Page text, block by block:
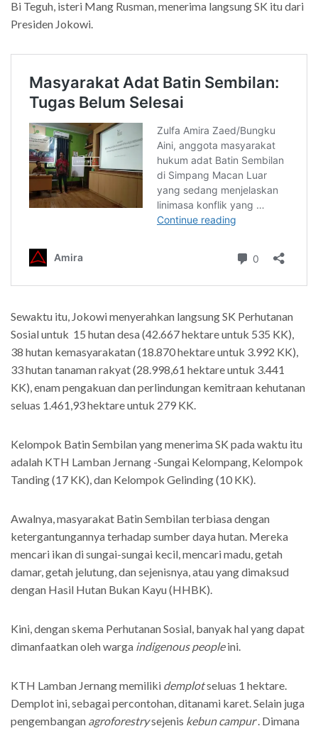
Bi Teguh, isteri Mang Rusman, menerima langsung SK itu dari
Presiden Jokowi.
Sewaktu itu, Jokowi menyerahkan langsung SK Perhutanan
Sosial untuk 15 hutan desa (42.667 hektare untuk 535 KK),
38 hutan kemasyarakatan (18.870 hektare untuk 3.992 KK),
33 hutan tanaman rakyat (28.998,61 hektare untuk 3.441
KK), enam pengakuan dan perlindungan kemitraan kehutanan
seluas 1.461,93 hektare untuk 279 KK.
Kelompok Batin Sembilan yang menerima SK pada waktu itu
adalah KTH Lamban Jernang -Sungai Kelompang, Kelompok
Tanding (17 KK), dan Kelompok Gelinding (10 KK).
Awalnya, masyarakat Batin Sembilan terbiasa dengan
ketergantungannya terhadap sumber daya hutan. Mereka
mencari ikan di sungai-sungai kecil, mencari madu, getah
damar, getah jelutung, dan sejenisnya, atau yang dimaksud
dengan Hasil Hutan Bukan Kayu (HHBK).
Kini, dengan skema Perhutanan Sosial, banyak hal yang dapat
dimanfaatkan oleh warga indigenous peopleini.
KTH Lamban Jernang memiliki demplotseluas 1 hektare.
Demplot ini, sebagai percontohan, ditanami karet. Selain juga
pengembangan agroforestrysejenis kebun campur. Dimana